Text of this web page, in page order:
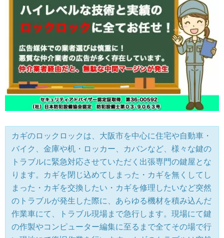
カギのロックロックは、大阪市を中心に住宅や自動車・
バイク、金庫や机・ロッカー、カバンなど、様々な鍵の
トラブルに緊急対応させていただく出張専門の鍵屋とな
ります。カギを閉じ込めてしまった・カギを無くしてし
まった・カギを交換したい・カギを修理したいなど突然
のトラブルが発生した際に、あらゆる機材を積み込んだ
作業車にて、トラブル現場まで急行します。現場にて鍵
の作製やコンピューター編集に至るまで全てその場で行